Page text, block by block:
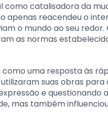
catalisadora da
apenas reacendeu o
o mundo ao seu redor.
as normas
uma resposta às
suas obras
e questionando
mas também